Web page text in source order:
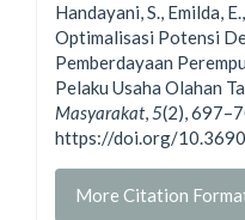
Handayani, S., Emilda,
Optimalisasi Potensi
Pemberdayaan
Pelaku Usaha Olahan
Masyarakat, 5(2),
https://doi.org/
More Citation